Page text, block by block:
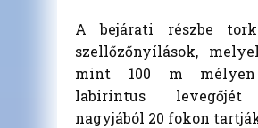
A bejárati részbe
szellőzőnyílások,
mint 100 m mélyen
labirintus levegőjét
nagyjából 20 fokon